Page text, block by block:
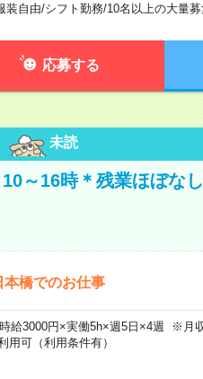
装自由/シフト勤務/10名以上の大量募
応募する
未読
10～16時＊残業ほぼな
本橋でのお仕事
3000円×実働5h×週5日×4週 ※月
可（利用条件有）